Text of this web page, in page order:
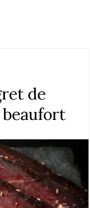
de
beaufort